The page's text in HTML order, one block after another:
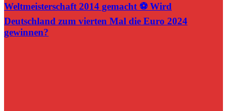
Weltmeisterschaft 2014 gemacht ⚽️ Wird
Deutschland zum vierten Mal die Euro 2024
gewinnen?